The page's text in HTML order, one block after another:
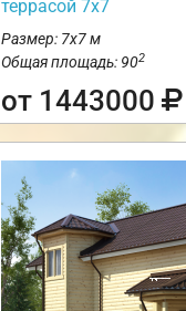
террасой 7х7
Размер: 7х7 м
Общая площадь: 902
от 1443000